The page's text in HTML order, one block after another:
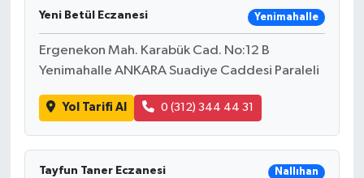
Yeni Betül Eczanesi Yenimahalle
Ergenekon Mah. Karabük Cad. No:12 B
Yenimahalle ANKARA Suadiye Caddesi Paraleli
Yol Tarifi Al 0 (312) 344 44 31
Tayfun Taner Eczanesi Nallıhan